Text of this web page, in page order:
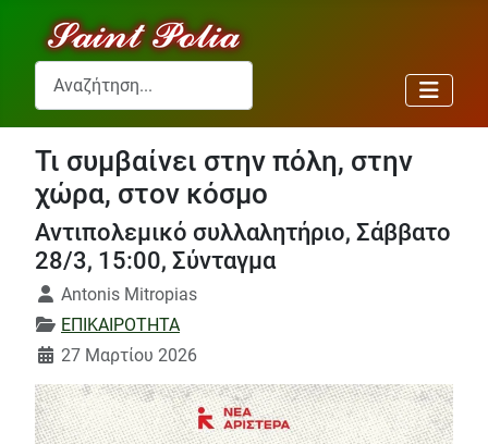
Αναζήτηση...
Τι συμβαίνει στην πόλη, στην
χώρα, στον κόσμο
Αντιπολεμικό συλλαλητήριο, Σάββατο
28/3, 15:00, Σύνταγμα
Λεπτομέρειες
Antonis Mitropias
ΕΠΙΚΑΙΡΟΤΗΤΑ
27 Μαρτίου 2026